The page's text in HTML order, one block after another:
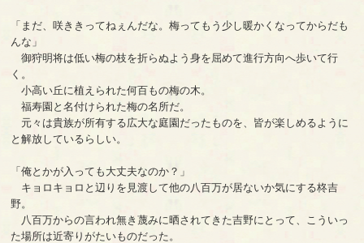
「まだ、咲ききってねぇんだな。梅ってもう少し暖かくなってからだも
んな」
御狩明将は低い梅の枝を折らぬよう身を屈めて進行方向へ歩いて行
く。
小高い丘に植えられた何百もの梅の木。
福寿園と名付けられた梅の名所だ。
元々は貴族が所有する広大な庭園だったものを、皆が楽しめるように
と解放しているらしい。
「俺とかが入っても大丈夫なのか？」
キョロキョロと辺りを見渡して他の八百万が居ないか気にする柊吉
野。
八百万からの言われ無き蔑みに晒されてきた吉野にとって、こういっ
た場所は近寄りがたいものだった。